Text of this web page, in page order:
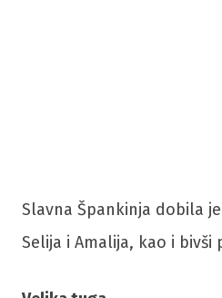
Slavna Špankinja dobila
Selija i Amalija, kao i